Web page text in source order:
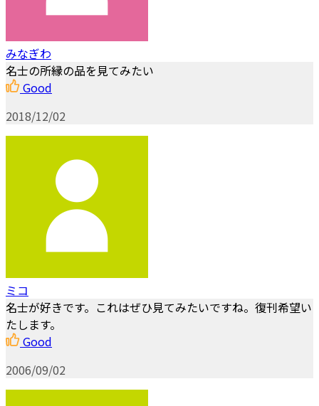
みなぎわ
名士の所縁の品を見てみたい
Good
2018/12/02
ミコ
名士が好きです。これはぜひ見てみたいですね。復刊希望い
たします。
Good
2006/09/02